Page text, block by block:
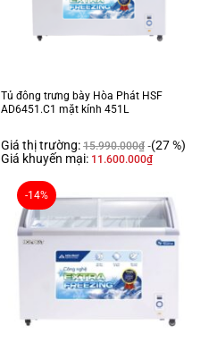
Tủ đông trưng bày Hòa Phát HSF
AD6451.C1 mặt kính 451L
Giá thị trường: 15.990.000₫ (27 %)
Giá khuyến mại: 11.600.000₫
-14%